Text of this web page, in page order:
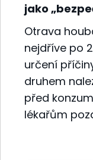
jako
Otrava
nejdříve po
určení
druhem
před
lékařům